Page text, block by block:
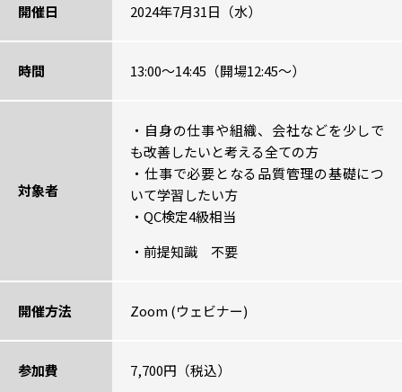
開催日 2024年7月31日（水）
時間 13:00～14:45（開場12:45～）
対象者
・自身の仕事や組織、会社などを少しで
も改善したいと考える全ての方
・仕事で必要となる品質管理の基礎につ
いて学習したい方
・QC検定4級相当
・前提知識 不要
開催方法 Zoom (ウェビナー)
参加費 7,700円（税込）